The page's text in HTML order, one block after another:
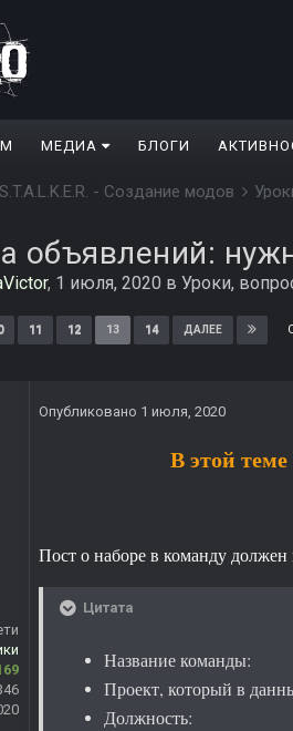
МЕДИА БЛОГИ
S.T.A.L.K.E.R. - Создание модов
объявлений:
, 1 июля, 2020 в Уроки,
11 12 13 14 ДАЛЕЕ
Опубликовано 1 июля, 2020
В этой
Пост о наборе в команду должен
Цитата
Название команды:
Проект, который в
Должность: